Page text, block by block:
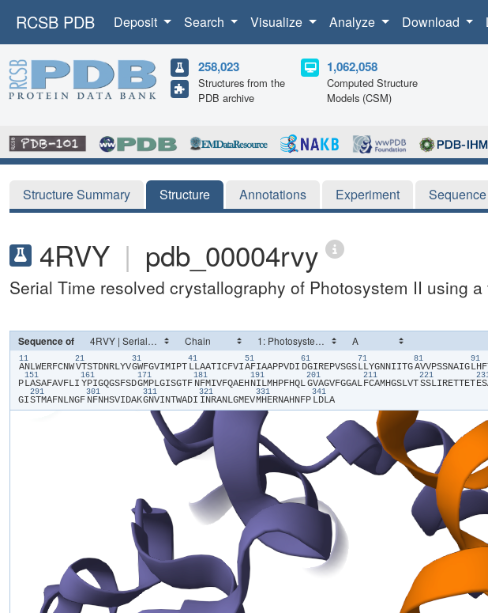
RCSB PDB Deposit Search Visualize Analyze Download
258,023
Structures from the
PDB archive
1,062,058
Computed Structure
Models (CSM)
Structure Summary Structure Annotations Experiment Sequence
4RVY | pdb_00004rvy
Serial Time resolved crystallography of Photosystem II using
Sequence of
11
​A​​N​​L​​W​​E​​R​​F​​C​​N​​W​
21
​V​​T​​S​​T​​D​​N​​R​​L​​Y​​V​
31
​G​​W​​F​​G​​V​​I​​M​​I​​P​​T​
41
​L​​L​​A​​A​​T​​I​​C​​F​​V​​I​
51
​A​​F​​I​​A​​A​​P​​P​​V​​D​​I​
61
​D​​G​​I​​R​​E​​P​​V​​S​​G​​S​
71
​L​​L​​Y​​G​​N​​N​​I​​I​​T​​G​
81
​A​​V​​V​​P​​S​​S​​N​​A​​I​​G​​L​​H​​F​
P​
151
​L​​A​​S​​A​​F​​A​​V​​F​​L​​I​
161
​Y​​P​​I​​G​​Q​​G​​S​​F​​S​​D​
171
​G​​M​​P​​L​​G​​I​​S​​G​​T​​F​
181
​N​​F​​M​​I​​V​​F​​Q​​A​​E​​H​
191
​N​​I​​L​​M​​H​​P​​F​​H​​Q​​L​
201
​G​​V​​A​​G​​V​​F​​G​​G​​A​​L​
211
​F​​C​​A​​M​​H​​G​​S​​L​​V​​T​
221
​S​​S​​L​​I​​R​​E​​T​​T​​E​​T​​E​​S​
G​​I​
291
​S​​T​​M​​A​​F​​N​​L​​N​​G​​F​
301
​N​​F​​N​​H​​S​​V​​I​​D​​A​​K​
311
​G​​N​​V​​I​​N​​T​​W​​A​​D​​I​
321
​I​​N​​R​​A​​N​​L​​G​​M​​E​​V​
331
​M​​H​​E​​R​​N​​A​​H​​N​​F​​P​
341
​L​​D​​L​​A​